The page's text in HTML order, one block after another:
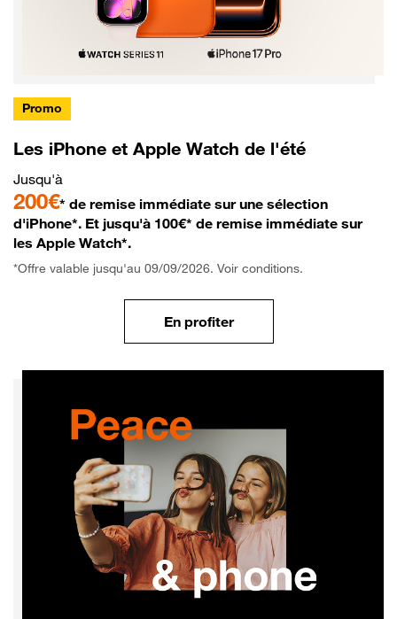
Promo
Les iPhone et Apple Watch de l'été
Jusqu'à
200€* de remise immédiate sur une sélection
d'iPhone*. Et jusqu'à 100€* de remise immédiate sur
les Apple Watch*.
*Offre valable jusqu'au 09/09/2026. Voir conditions.
En profiter